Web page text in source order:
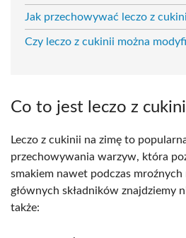
Jak przechowywać leczo z
Czy leczo z cukinii można
Co to jest leczo z
Leczo z cukinii na zimę to
przechowywania warzyw, która
smakiem nawet podczas mroźnych
głównych składników znajdziemy
także: